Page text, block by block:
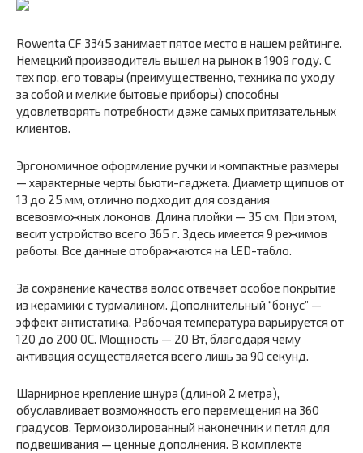
Rowenta CF 3345 занимает пятое место в нашем рейтинге.
Немецкий производитель вышел на рынок в 1909 году. С
тех пор, его товары (преимущественно, техника по уходу
за собой и мелкие бытовые приборы) способны
удовлетворять потребности даже самых притязательных
клиентов.
Эргономичное оформление ручки и компактные размеры
— характерные черты бьюти-гаджета. Диаметр щипцов от
13 до 25 мм, отлично подходит для создания
всевозможных локонов. Длина плойки — 35 см. При этом,
весит устройство всего 365 г. Здесь имеется 9 режимов
работы. Все данные отображаются на LED-табло.
За сохранение качества волос отвечает особое покрытие
из керамики с турмалином. Дополнительный “бонус” —
эффект антистатика. Рабочая температура варьируется от
120 до 200 0С. Мощность — 20 Вт, благодаря чему
активация осуществляется всего лишь за 90 секунд.
Шарнирное крепление шнура (длиной 2 метра),
обуславливает возможность его перемещения на 360
градусов. Термоизолированный наконечник и петля для
подвешивания — ценные дополнения. В комплекте